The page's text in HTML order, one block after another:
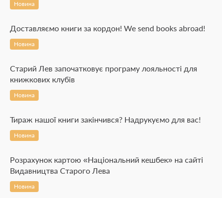
Новина
Доставляємо книги за кордон! We send books abroad!
Новина
Старий Лев започатковує програму лояльності для
книжкових клубів
Новина
Тираж нашої книги закінчився? Надрукуємо для вас!
Новина
Розрахунок картою «Національний кешбек» на сайті
Видавництва Старого Лева
Новина